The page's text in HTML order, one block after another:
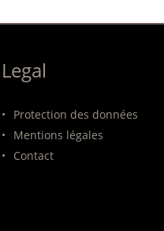
Legal
•
Protection des données
•
Mentions légales
•
Contact